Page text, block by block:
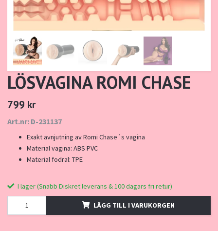
LÖSVAGINA ROMI CHASE
799 kr
Art.nr: D-231137
Exakt avnjutning av Romi Chase´s vagina
Material vagina: ABS PVC
Material fodral: TPE
I lager (Snabb Diskret leverans & 100 dagars fri retur)
LÄGG TILL I VARUKORGEN